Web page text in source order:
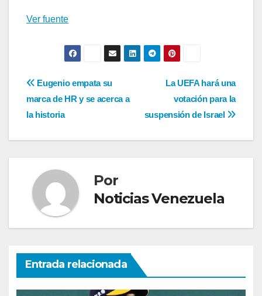
Ver fuente
Navegación
de
entradas
La UEFA hará una
votación para la
suspensión de Israel
Eugenio empata su
marca de HR y se acerca a
la historia
Por
Noticias Venezuela
Entrada relacionada